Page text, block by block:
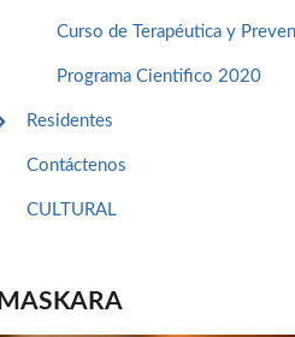
Curso de Terapéutica y
Programa Cientifico 2020
Residentes
Contáctenos
CULTURAL
MASKARA